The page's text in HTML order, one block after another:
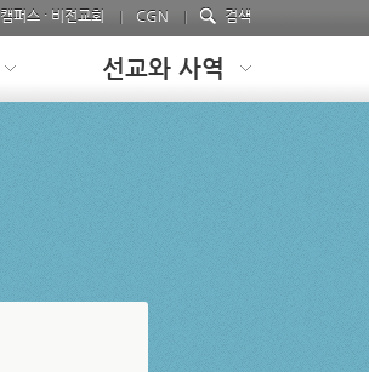
캠퍼스 · 비전교회 CGN 검색
선교와 사역